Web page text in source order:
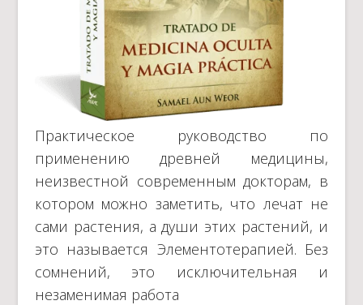
Практическое руководство по
применению древней медицины,
неизвестной современным докторам, в
котором можно заметить, что лечат не
сами растения, а души этих растений, и
это называется Элементотерапией. Без
сомнений, это исключительная и
незаменимая работа